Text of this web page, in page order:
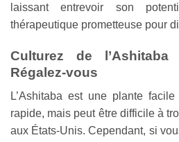
laissant entrevoir son
thérapeutique prometteuse pour
Culturez de
Régalez-vous
L’Ashitaba est une plante
rapide, mais peut être difficile à
aux États-Unis. Cependant, si